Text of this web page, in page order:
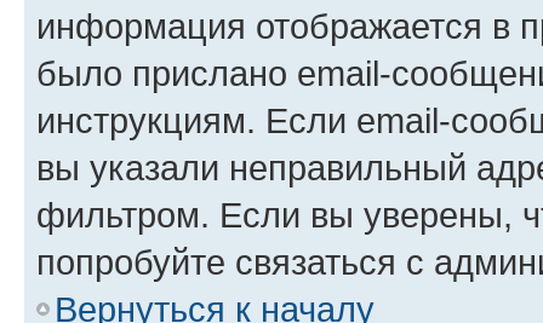
информация отображается в
было прислано email-
инструкциям. Если email-
вы указали неправильный
фильтром. Если вы уверены,
попробуйте связаться с
Вернуться к началу